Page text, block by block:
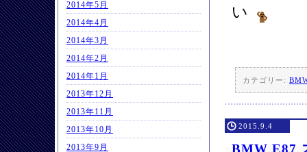
2014年5月
2014年4月
2014年3月
2014年2月
2014年1月
2013年12月
2013年11月
2013年10月
2013年9月
い
カテゴリー:
2015.9.4
BMW